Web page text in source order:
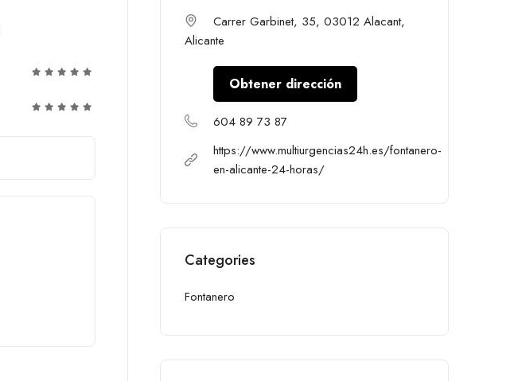
Carrer Garbinet, 35, 03012 Alacant,
Alicante
Obtener dirección
604 89 73 87
https://www.multiurgencias24h.es/fontanero-
en-alicante-24-horas/
Categories
Fontanero